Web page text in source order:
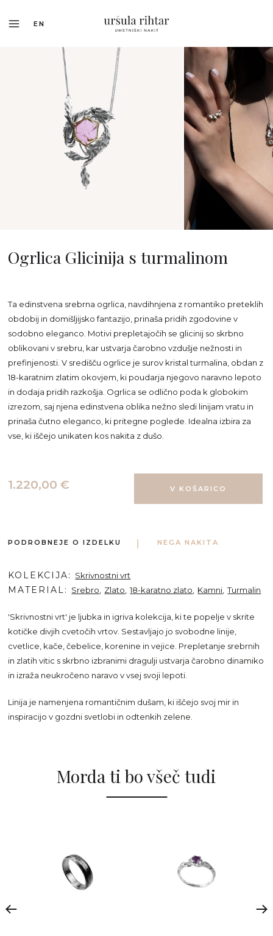
EN
Ogrlica Glicinija s turmalinom
Ta edinstvena srebrna ogrlica, navdihnjena z romantiko preteklih
obdobij in domišljijsko fantazijo, prinaša pridih zgodovine v
sodobno eleganco. Motivi prepletajočih se glicinij so skrbno
oblikovani v srebru, kar ustvarja čarobno vzdušje nežnosti in
prefinjenosti. V središču ogrlice je surov kristal turmalina, obdan z
18-karatnim zlatim okovjem, ki poudarja njegovo naravno lepoto
in dodaja pridih razkošja. Ogrlica se odlično poda k globokim
izrezom, saj njena edinstvena oblika nežno sledi linijam vratu in
prinaša čutno eleganco, ki pritegne poglede. Idealna izbira za
vse, ki iščejo unikaten kos nakita z dušo.
1.220,00 €
PODROBNEJE O IZDELKU NEGA NAKITA
KOLEKCIJA Skrivnostni vrt
MATERIAL Srebro Zlato 18-karatno zlato Kamni Turmalin
'Skrivnostni vrt' je ljubka in igriva kolekcija, ki te popelje v skrite
kotičke divjih cvetočih vrtov. Sestavljajo jo svobodne linije,
cvetlice, kače, čebelice, korenine in vejice. Prepletanje srebrnih
in zlatih vitic s skrbno izbranimi dragulji ustvarja čarobno dinamiko
in izraža neukročeno naravo v vsej svoji lepoti.
Linija je namenjena romantičnim dušam, ki iščejo svoj mir in
inspiracijo v gozdni svetlobi in odtenkih zelene.
Morda ti bo všeč tudi